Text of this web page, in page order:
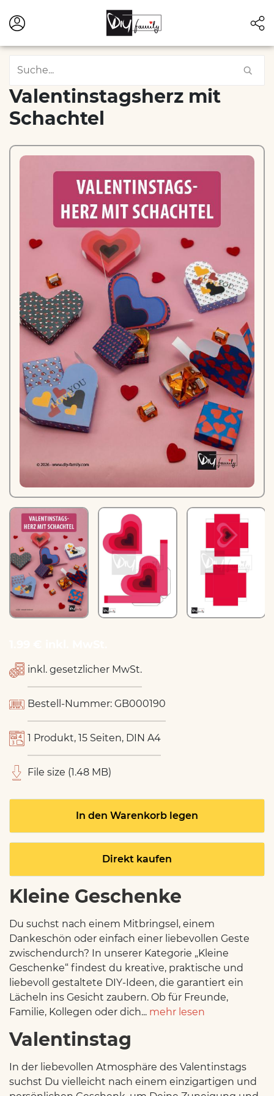
Valentinstagsherz mit
Schachtel
inkl. gesetzlicher MwSt.
Bestell-Nummer: GB000190
1 Produkt, 15 Seiten, DIN A4
File size (1.48 MB)
In den Warenkorb legen
Direkt kaufen
Kleine Geschenke
Du suchst nach einem Mitbringsel, einem
Dankeschön oder einfach einer liebevollen Geste
zwischendurch? In unserer Kategorie „Kleine
Geschenke“ findest du kreative, praktische und
liebevoll gestaltete DIY-Ideen, die garantiert ein
Lächeln ins Gesicht zaubern. Ob für Freunde,
Familie, Kollegen oder dich... mehr lesen
Valentinstag
In der liebevollen Atmosphäre des Valentinstags
suchst Du vielleicht nach einem einzigartigen und